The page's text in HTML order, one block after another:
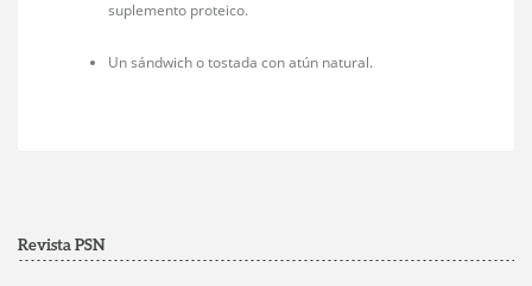
suplemento proteico.
Un sándwich o tostada con atún natural.
Revista PSN